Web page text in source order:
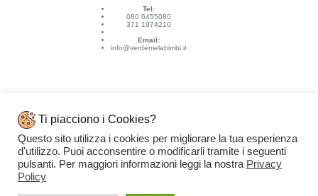
Tel:
080 6455080
371 1974210
Email:
info@verdemelabimbi.it
Link Utili
Spedizioni e pagamenti
Condizioni di vendita
Ti piacciono i Cookies?
Questo sito utilizza i cookies per migliorare la tua esperienza
d'utilizzo. Puoi acconsentire o modificarli tramite i seguenti
pulsanti. Per maggiori informazioni leggi la nostra Privacy
Policy